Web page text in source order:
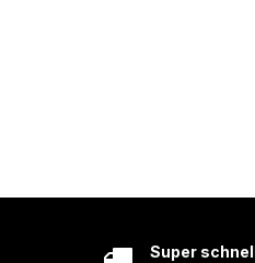
Super